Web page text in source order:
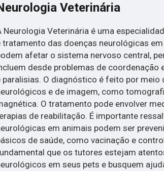
Veterinária
Neurologia Veterinária é uma
tratamento das doenças neurológicas
afetar o sistema nervoso central,
desde problemas de coordenação
paralisias. O diagnóstico é feito por meio
e de imagem, como
O tratamento pode envolver
de reabilitação. É importante
em animais podem ser
de saúde, como vacinação e
que os tutores estejam
em seus pets e busquem